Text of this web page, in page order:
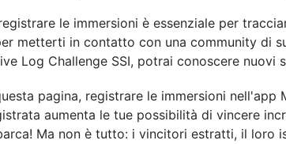
le immersioni è essenziale per
metterti in contatto con una community di
Log Challenge SSI, potrai conoscere
pagina, registrare le immersioni
aumenta le tue possibilità di vincere
Ma non è tutto: i vincitori estratti, il loro